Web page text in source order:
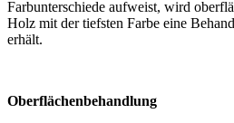
Farbunterschiede aufweist, wird
Holz mit der tiefsten Farbe eine
erhält.
Oberflächenbehandlung